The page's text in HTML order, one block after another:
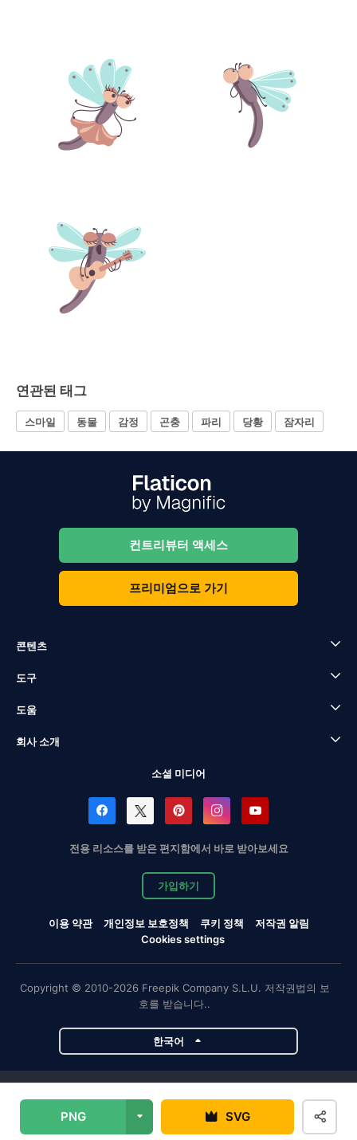
PNG SVG
연관된 태그
스마일 동물 감정 곤충 파리 당황 잠자리
컨트리뷰터 액세스
프리미엄으로 가기
콘텐츠
도구
도움
회사 소개
소셜 미디어
전용 리소스를 받은 편지함에서 바로 받아보세요
가입하기
이용 약관 개인정보 보호정책 쿠키 정책
저작권 알림
Cookies settings
Copyright © 2010-2026 Freepik Company S.L.U. 저작권법의 보
호를 받습니다..
한국어